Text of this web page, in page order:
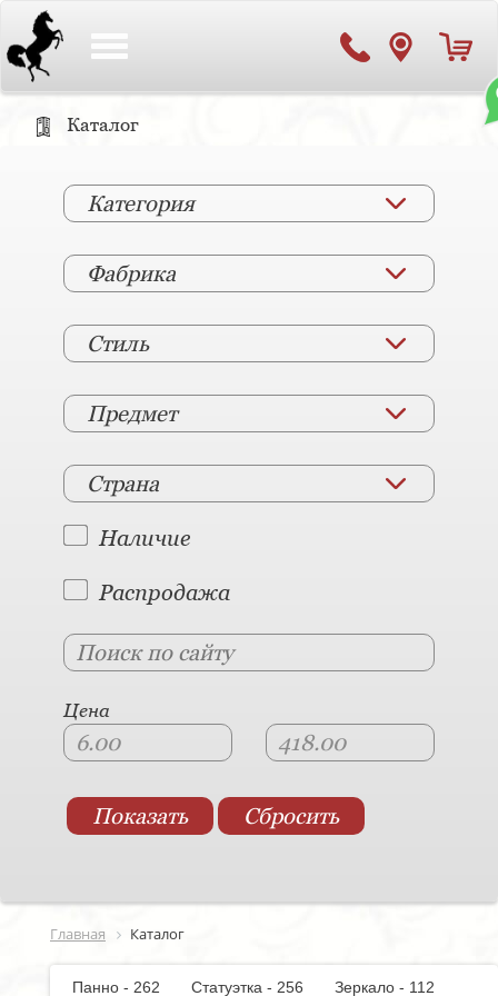
Каталог
Категория
Фабрика
Стиль
Предмет
Страна
Наличие
Распродажа
Цена
Главная Каталог
Панно - 262 Статуэтка - 256
Зеркало - 112